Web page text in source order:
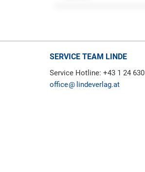
SERVICE TEAM LINDE
Service Hotline: +43 1 24 630
office
lindeverlag.at